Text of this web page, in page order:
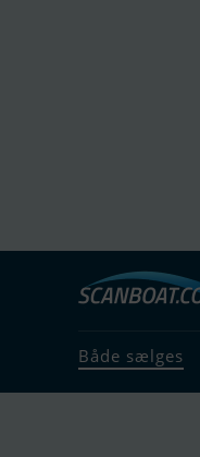
Både sælges